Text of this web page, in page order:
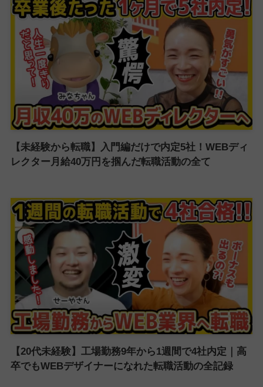
【未経験から転職】入門編だけで内定5社！WEBディ
レクター月給40万円を掴んだ転職活動の全て
【20代未経験】工場勤務9年から1週間で4社内定｜高
卒でもWEBデザイナーになれた転職活動の全記録